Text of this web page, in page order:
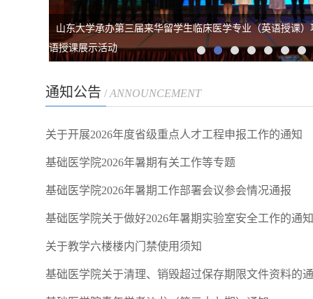
山东大学承办第三届来华留学生临床医学专业（英语授课
语授课展示活动
通知公告 /ANNOUNCEMENT
关于开展2026年度省级重点人才工程申报工作的通知
基础医学院2026年暑期有关工作等专题
基础医学院2026年暑期工作部署会议参会情况通报
基础医学院关于做好2026年暑期实验室安全工作的通知
关于教学六楼楼内门禁使用须知
基础医学院关于清理、销毁超过保存期限文件资料的